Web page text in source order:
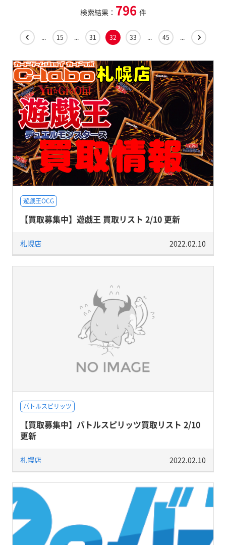
検索結果： 796 件
... 15 ... 31 32 33 ... 45 ...
遊戯王OCG
【買取募集中】遊戯王 買取リスト 2/10 更新
札幌店 2022.02.10
バトルスピリッツ
【買取募集中】バトルスピリッツ買取リスト 2/10
更新
札幌店 2022.02.10